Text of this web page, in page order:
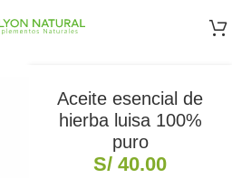
Aceite esencial de
hierba luisa 100%
puro
S/ 40.00